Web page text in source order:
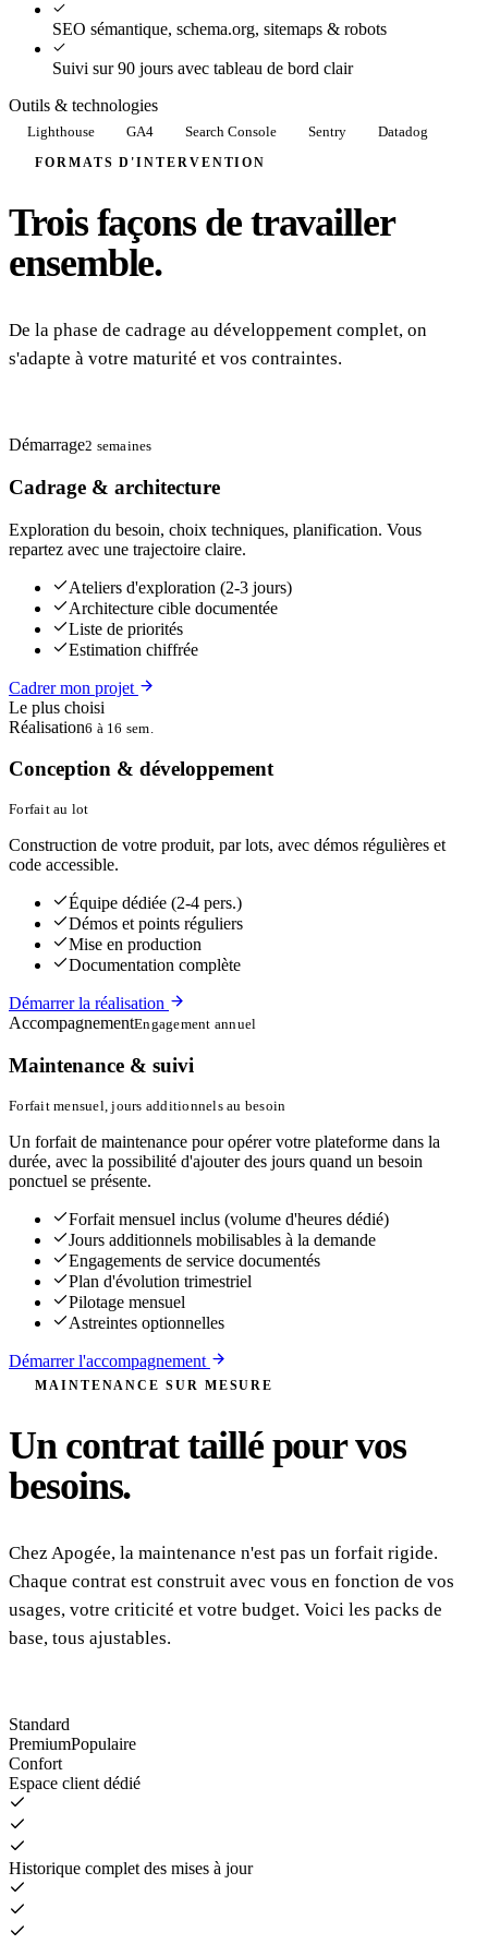
SEO sémantique, schema.org, sitemaps & robots
Suivi sur 90 jours avec tableau de bord clair
Outils & technologies
Lighthouse GA4 Search Console Sentry Datadog
FORMATS D'INTERVENTION
Trois façons de travailler
ensemble.
De la phase de cadrage au développement complet, on
s'adapte à votre maturité et vos contraintes.
Démarrage2 semaines
Cadrage & architecture
Exploration du besoin, choix techniques, planification. Vous
repartez avec une trajectoire claire.
Ateliers d'exploration (2-3 jours)
Architecture cible documentée
Liste de priorités
Estimation chiffrée
Cadrer mon projet
Le plus choisi
Réalisation6 à 16 sem.
Conception & développement
Forfait au lot
Construction de votre produit, par lots, avec démos régulières et
code accessible.
Équipe dédiée (2-4 pers.)
Démos et points réguliers
Mise en production
Documentation complète
Démarrer la réalisation
AccompagnementEngagement annuel
Maintenance & suivi
Forfait mensuel, jours additionnels au besoin
Un forfait de maintenance pour opérer votre plateforme dans la
durée, avec la possibilité d'ajouter des jours quand un besoin
ponctuel se présente.
Forfait mensuel inclus (volume d'heures dédié)
Jours additionnels mobilisables à la demande
Engagements de service documentés
Plan d'évolution trimestriel
Pilotage mensuel
Astreintes optionnelles
Démarrer l'accompagnement
MAINTENANCE SUR MESURE
Un contrat taillé pour vos
besoins.
Chez Apogée, la maintenance n'est pas un forfait rigide.
Chaque contrat est construit avec vous en fonction de vos
usages, votre criticité et votre budget. Voici les packs de
base, tous ajustables.
Standard
PremiumPopulaire
Confort
Espace client dédié
Historique complet des mises à jour